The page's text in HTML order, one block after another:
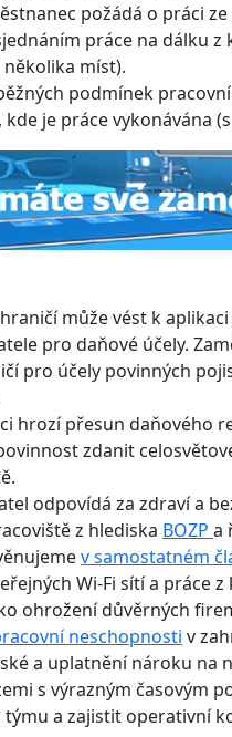
požádá o práci
práce na dálku
míst).
podmínek
je práce vykonávána
může vést k
pro daňové účely.
pro účely povinných
hrozí přesun daňového
zdanit
odpovídá za zdraví a
z hlediska BOZP a
v samostatném
Wi-Fi sítí a práce
ohrožení důvěrných
neschopnosti v
a uplatnění nároku na
s výrazným časovým
týmu a zajistit operativní